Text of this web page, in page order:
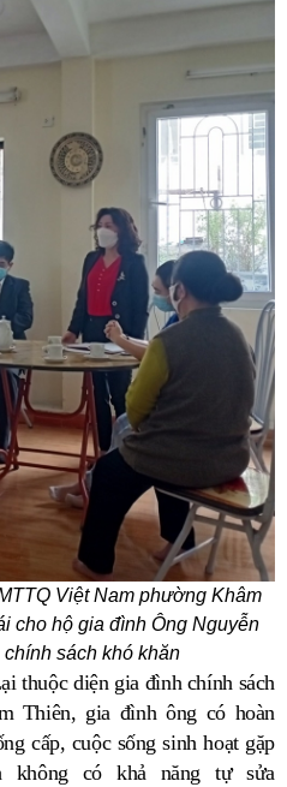
Việt Nam phường Khâm
cho hộ gia đình Ông Nguyễn
sách khó khăn
thuộc diện gia đình chính sách
Thiên, gia đình ông có hoàn
cấp, cuộc sống sinh hoạt gặp
không có khả năng tự sửa